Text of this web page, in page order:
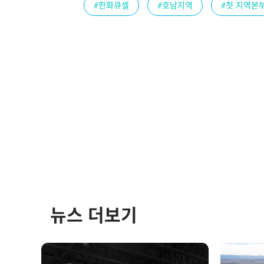
#한화큐셀 #호남지역 #첫 지역본
뉴스 더보기